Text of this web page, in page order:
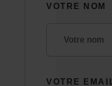
VOTRE NOM
VOTRE EMAIL